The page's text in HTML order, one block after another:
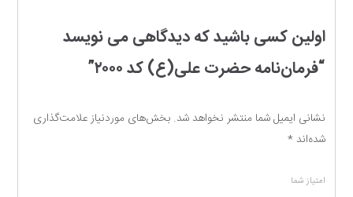
اولین کسی باشید که دیدگاهی می نویسد
“فرمان‌نامه حضرت علی(ع) کد ۲۰۰۰”
نشانی ایمیل شما منتشر نخواهد شد. بخش‌های موردنیاز علامت‌گذاری
شده‌اند*
امتیاز شما